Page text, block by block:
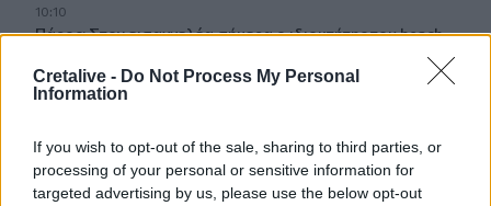
Cretalive - Do Not Process My Personal
Information
If you wish to opt-out of the sale, sharing to third parties, or
processing of your personal or sensitive information for
targeted advertising by us, please use the below opt-out
10:10
Πάρος: Στον εισαγγελέα σήμερα ο ιδιοκτήτης του beach
09:52
κρουσμάτων
09:43